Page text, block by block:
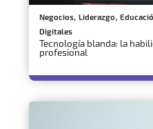
Negocios, Liderazgo,
Digitales
Tecnología blanda: la
profesional